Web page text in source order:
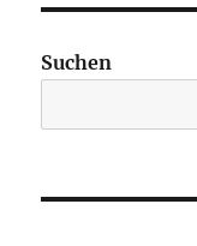
Suchen